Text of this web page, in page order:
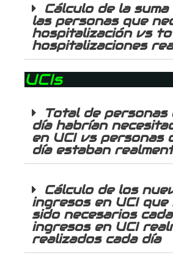
Cálculo de la
las personas que
hospitalización vs
hospitalizaciones
UCIs
Total de personas
día habrían
en UCI vs personas
día estaban
Cálculo de los
ingresos en UCI que
sido necesarios
ingresos en UCI
realizados cada día